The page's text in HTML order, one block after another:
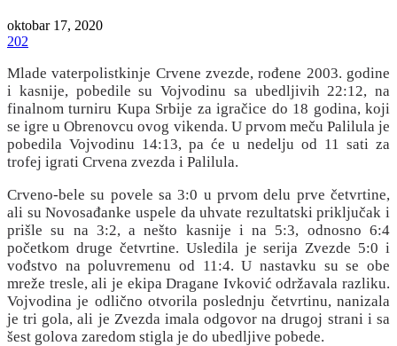
oktobar 17, 2020
202
Mlade vaterpolistkinje Crvene zvezde, rođene 2003. godine
i kasnije, pobedile su Vojvodinu sa ubedljivih 22:12, na
finalnom turniru Kupa Srbije za igračice do 18 godina, koji
se igre u Obrenovcu ovog vikenda. U prvom meču Palilula je
pobedila Vojvodinu 14:13, pa će u nedelju od 11 sati za
trofej igrati Crvena zvezda i Palilula.
Crveno-bele su povele sa 3:0 u prvom delu prve četvrtine,
ali su Novosađanke uspele da uhvate rezultatski priključak i
prišle su na 3:2, a nešto kasnije i na 5:3, odnosno 6:4
početkom druge četvrtine. Usledila je serija Zvezde 5:0 i
vođstvo na poluvremenu od 11:4. U nastavku su se obe
mreže tresle, ali je ekipa Dragane Ivković održavala razliku.
Vojvodina je odlično otvorila poslednju četvrtinu, nanizala
je tri gola, ali je Zvezda imala odgovor na drugoj strani i sa
šest golova zaredom stigla je do ubedljive pobede.